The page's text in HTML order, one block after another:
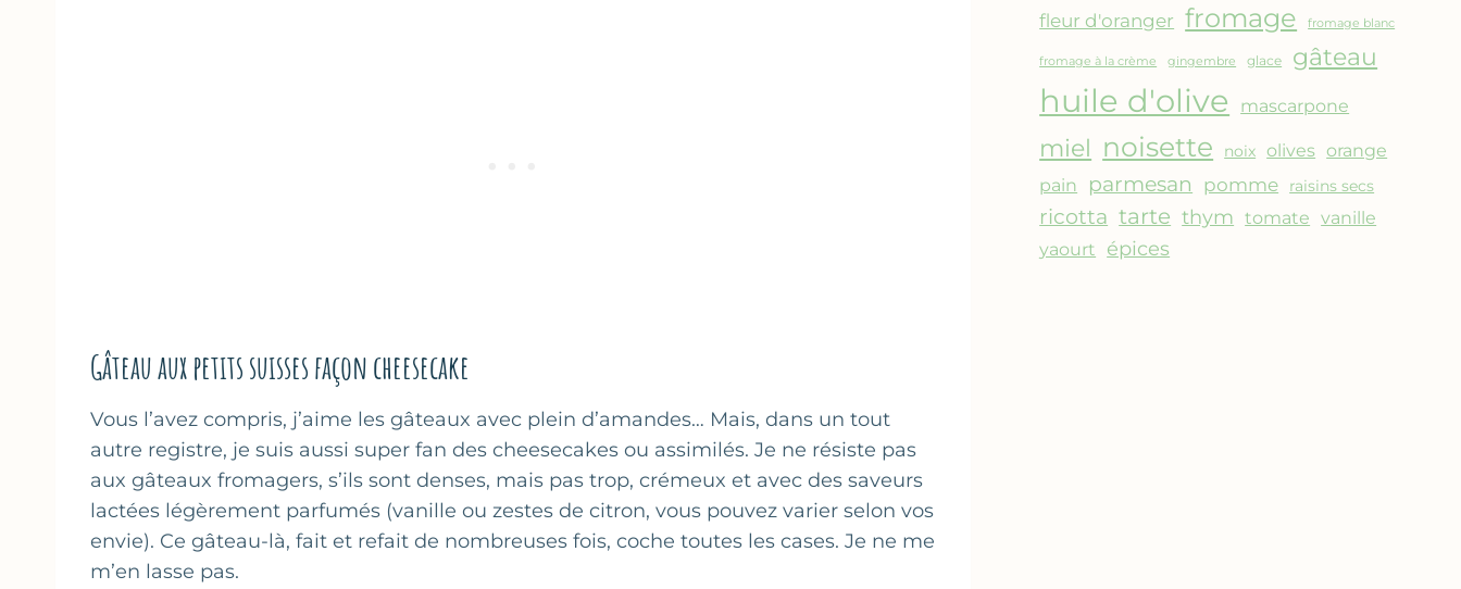
Gâteau aux petits suisses façon cheesecake
Vous l’avez compris, j’aime les gâteaux avec plein d’amandes… Mais, dans un tout
autre registre, je suis aussi super fan des cheesecakes ou assimilés. Je ne résiste pas
aux gâteaux fromagers, s’ils sont denses, mais pas trop, crémeux et avec des saveurs
lactées légèrement parfumés (vanille ou zestes de citron, vous pouvez varier selon vos
envie). Ce gâteau-là, fait et refait de nombreuses fois, coche toutes les cases. Je ne me
m’en lasse pas.
fleur d'oranger fromage fromage blanc
fromage à la crème gingembre glace gâteau
huile d'olive mascarpone
miel noisette noix olives orange
pain
parmesan pomme raisins secs
ricotta tarte thym tomate vanille
yaourt épices